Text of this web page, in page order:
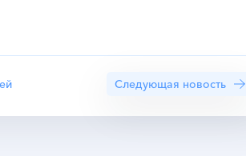
Следующая новость